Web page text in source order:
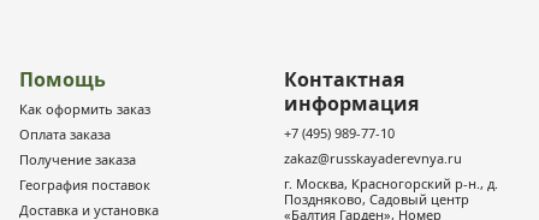
Помощь
Как оформить заказ
Оплата заказа
Получение заказа
География поставок
Доставка и установка
Контактная
информация
+7 (495) 989-77-10
zakaz@russkayaderevnya.ru
г. Москва, Красногорский р-н., д.
Поздняково, Садовый центр
«Балтия Гарден», Номер